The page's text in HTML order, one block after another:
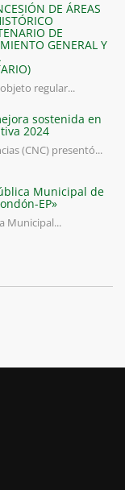
DE ÁREAS
DE
GENERAL Y
regular...
sostenida en
2024
(CNC) presentó...
Municipal de
EP»
Municipal...